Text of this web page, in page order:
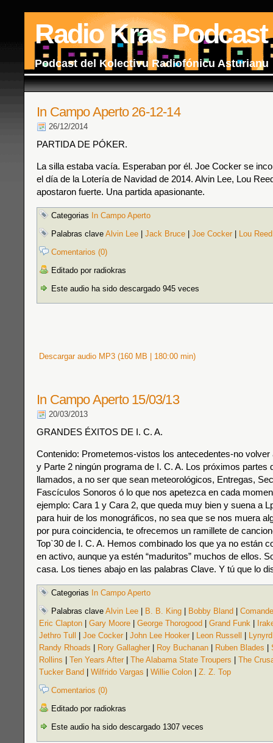
Radio Kras Podcast
Podcast del Kolectivu Radiofónicu Asturianu
In Campo Aperto 26-12-14
26/12/2014
PARTIDA DE PÓKER.
La silla estaba vacía. Esperaban por él. Joe Cocker se
el día de la Lotería de Navidad de 2014. Alvin Lee, Lou
apostaron fuerte. Una partida apasionante.
Categorias In Campo Aperto
Palabras clave Alvin Lee Jack Bruce Joe Cocker
Lou Reed
Comentarios (0)
Editado por radiokras
Este audio ha sido descargado 945 veces
Descargar audio MP3 (160 MB | 180:00 min)
In Campo Aperto 15/03/13
20/03/2013
GRANDES ÉXITOS DE I. C. A.
Contenido: Prometemos-vistos los antecedentes-no volver
y Parte 2 ningún programa de I. C. A. Los próximos partes
llamados, a no ser que sean meteorológicos, Entregas,
Fascículos Sonoros ó lo que nos apetezca en cada
ejemplo: Cara 1 y Cara 2, que queda muy bien y suena a
para huir de los monográficos, no sea que se nos muera
por pura coincidencia, te ofrecemos un ramillete de
Top`30 de I. C. A. Hemos combinado los que ya no están
en activo, aunque ya estén “maduritos” muchos de ellos.
casa. Los tienes abajo en las palabras Clave. Y tú que lo
Categorias In Campo Aperto
Palabras clave Alvin Lee B. B. King Bobby Bland
Eric Clapton
Gary Moore George Thorogood Grand Funk
Jethro Tull
Joe Cocker John Lee Hooker Leon Russell
Randy Rhoads
Rory Gallagher Roy Buchanan Ruben Blades
Rollins
Ten Years After The Alabama State Troupers
The
Tucker Band
Wilfrido Vargas Willie Colon
Z. Z. Top
Comentarios (0)
Editado por radiokras
Este audio ha sido descargado 1307 veces